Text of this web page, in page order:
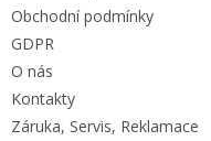
Obchodní podmínky
GDPR
O nás
Kontakty
Záruka, Servis, Reklamace